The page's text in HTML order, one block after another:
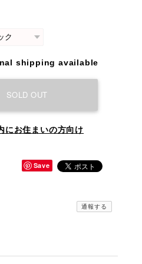
shipping available
SOLD OUT
にお住まいの方向け
Save
通報する